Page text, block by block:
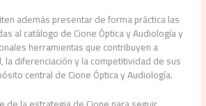
además presentar de forma práctica las
al catálogo de Cione Óptica y Audiología y
herramientas que contribuyen a
la diferenciación y la competitividad de sus
central de Cione Óptica y Audiología.